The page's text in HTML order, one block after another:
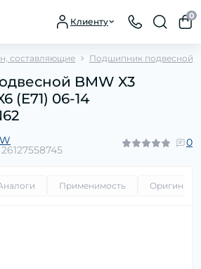
Клиенту
0
составляющие Подшипник подвесной
BMW X3
(E71) 06-14
26127558745
0
Применимость